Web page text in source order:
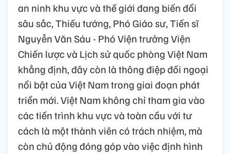
an ninh khu vực và thế giới đang biến đổi
sâu sắc, Thiếu tướng, Phó Giáo sư, Tiến sĩ
Nguyễn Văn Sáu - Phó Viện trưởng Viện
Chiến lược và Lịch sử quốc phòng Việt Nam
khẳng định, đây còn là thông điệp đối ngoại
nổi bật của Việt Nam trong giai đoạn phát
triển mới. Việt Nam không chỉ tham gia vào
các tiến trình khu vực và toàn cầu với tư
cách là một thành viên có trách nhiệm, mà
còn chủ động đóng góp vào việc định hình